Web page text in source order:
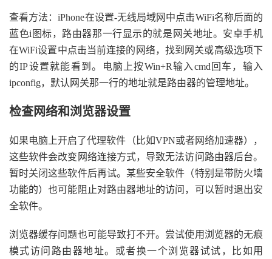
查看方法：iPhone在设置-无线局域网中点击WiFi名称后面的
蓝色i图标，路由器那一行显示的就是网关地址。安卓手机
在WiFi设置中点击当前连接的网络，找到网关或高级选项下
的IP设置就能看到。电脑上按Win+R输入cmd回车，输入
ipconfig，默认网关那一行的地址就是路由器的管理地址。
检查网络和浏览器设置
如果电脑上开启了代理软件（比如VPN或者网络加速器），
这些软件会改变网络连接方式，导致无法访问路由器后台。
暂时关闭这些软件后再试。某些安全软件（特别是带防火墙
功能的）也可能阻止对路由器地址的访问，可以暂时退出安
全软件。
浏览器缓存问题也可能导致打不开。尝试使用浏览器的无痕
模式访问路由器地址。或者换一个浏览器试试，比如用